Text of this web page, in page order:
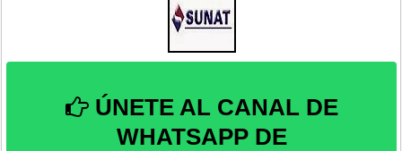
ÚNETE AL CANAL DE
WHATSAPP DE